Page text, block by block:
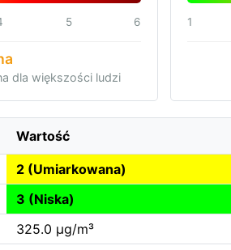
5 6
dla większości ludzi
1
Wartość
2 (Umiarkowana)
3 (Niska)
325.0 µg/m³